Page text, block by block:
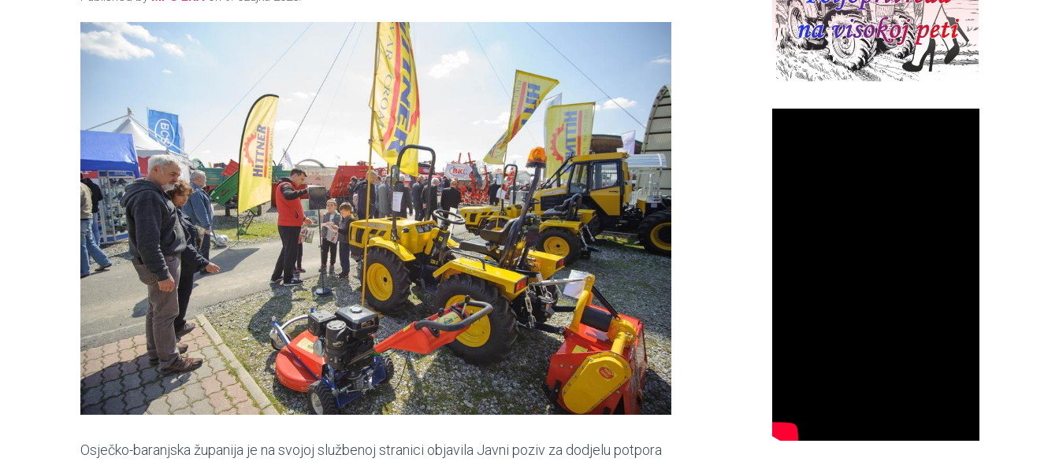
Osječko-baranjska županija je na svojoj službenoj stranici objavila Javni poziv za dodjelu potpora